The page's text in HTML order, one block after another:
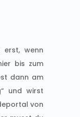
erst, wenn
bis zum
dann am
und wirst
von